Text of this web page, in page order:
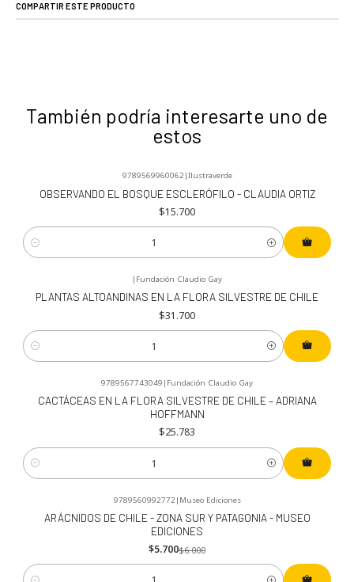
COMPARTIR ESTE PRODUCTO
También podría interesarte uno de
estos
9789569960062|Ilustraverde
OBSERVANDO EL BOSQUE ESCLERÓFILO - CLAUDIA ORTIZ
$15.700
Cantidad
| Fundación Claudio Gay
PLANTAS ALTOANDINAS EN LA FLORA SILVESTRE DE CHILE
$31.700
Cantidad
9789567743049 | Fundación Claudio Gay
CACTÁCEAS EN LA FLORA SILVESTRE DE CHILE – ADRIANA
HOFFMANN
$25.783
Cantidad
-5%OFF
9789560992772 | Museo Ediciones
ARÁCNIDOS DE CHILE - ZONA SUR Y PATAGONIA - MUSEO
EDICIONES
$5.700$6.000